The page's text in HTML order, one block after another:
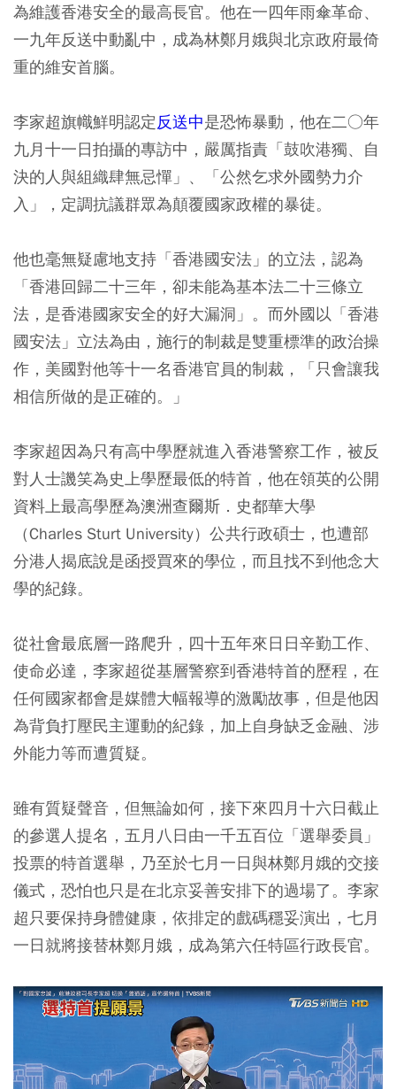
為維護香港安全的最高長官。他在一四年雨傘革命、
一九年反送中動亂中，成為林鄭月娥與北京政府最倚
重的維安首腦。
李家超旗幟鮮明認定反送中是恐怖暴動，他在二○年
九月十一日拍攝的專訪中，嚴厲指責「鼓吹港獨、自
決的人與組織肆無忌憚」、「公然乞求外國勢力介
入」，定調抗議群眾為顛覆國家政權的暴徒。
他也毫無疑慮地支持「香港國安法」的立法，認為
「香港回歸二十三年，卻未能為基本法二十三條立
法，是香港國家安全的好大漏洞」。而外國以「香港
國安法」立法為由，施行的制裁是雙重標準的政治操
作，美國對他等十一名香港官員的制裁，「只會讓我
相信所做的是正確的。」
李家超因為只有高中學歷就進入香港警察工作，被反
對人士譏笑為史上學歷最低的特首，他在領英的公開
資料上最高學歷為澳洲查爾斯．史都華大學
（Charles Sturt University）公共行政碩士，也遭部
分港人揭底說是函授買來的學位，而且找不到他念大
學的紀錄。
從社會最底層一路爬升，四十五年來日日辛勤工作、
使命必達，李家超從基層警察到香港特首的歷程，在
任何國家都會是媒體大幅報導的激勵故事，但是他因
為背負打壓民主運動的紀錄，加上自身缺乏金融、涉
外能力等而遭質疑。
雖有質疑聲音，但無論如何，接下來四月十六日截止
的參選人提名，五月八日由一千五百位「選舉委員」
投票的特首選舉，乃至於七月一日與林鄭月娥的交接
儀式，恐怕也只是在北京妥善安排下的過場了。李家
超只要保持身體健康，依排定的戲碼穩妥演出，七月
一日就將接替林鄭月娥，成為第六任特區行政長官。